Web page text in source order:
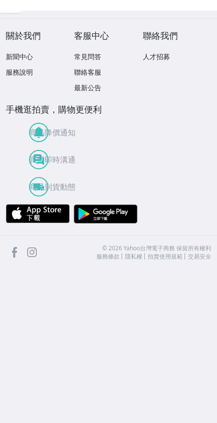
關於我們
新聞中心
服務說明
客服中心
常見問答
聯絡客服
最新公告
聯絡我們
人才招募
手機逛拍賣，購物更便利
商品降價通知
買賣即時溝通
商品到貨動態
APP Store
facebook ©2026 Yahoo台灣電子商務 保留所有權利
服務條款
隱私權 拍賣使用規範 交易安全